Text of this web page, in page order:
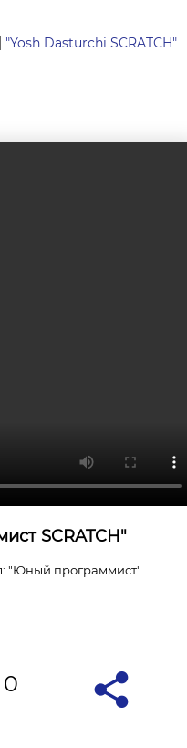
"Yosh Dasturchi SCRATCH"
SCRATCH"
"Юный программист"
0